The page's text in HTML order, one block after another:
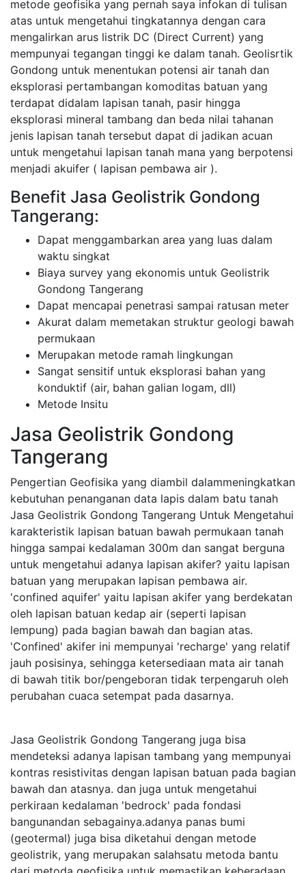
metode geofisika yang pernah saya infokan di tulisan
atas untuk mengetahui tingkatannya dengan cara
mengalirkan arus listrik DC (Direct Current) yang
mempunyai tegangan tinggi ke dalam tanah. Geolisrtik
Gondong untuk menentukan potensi air tanah dan
eksplorasi pertambangan komoditas batuan yang
terdapat didalam lapisan tanah, pasir hingga
eksplorasi mineral tambang dan beda nilai tahanan
jenis lapisan tanah tersebut dapat di jadikan acuan
untuk mengetahui lapisan tanah mana yang berpotensi
menjadi akuifer ( lapisan pembawa air ).
Benefit Jasa Geolistrik Gondong
Tangerang:
Dapat menggambarkan area yang luas dalam
waktu singkat
Biaya survey yang ekonomis untuk Geolistrik
Gondong Tangerang
Dapat mencapai penetrasi sampai ratusan meter
Akurat dalam memetakan struktur geologi bawah
permukaan
Merupakan metode ramah lingkungan
Sangat sensitif untuk eksplorasi bahan yang
konduktif (air, bahan galian logam, dll)
Metode Insitu
Jasa Geolistrik Gondong
Tangerang
Pengertian Geofisika yang diambil dalammeningkatkan
kebutuhan penanganan data lapis dalam batu tanah
Jasa Geolistrik Gondong Tangerang Untuk Mengetahui
karakteristik lapisan batuan bawah permukaan tanah
hingga sampai kedalaman 300m dan sangat berguna
untuk mengetahui adanya lapisan akifer? yaitu lapisan
batuan yang merupakan lapisan pembawa air.
'confined aquifer' yaitu lapisan akifer yang berdekatan
oleh lapisan batuan kedap air (seperti lapisan
lempung) pada bagian bawah dan bagian atas.
'Confined' akifer ini mempunyai 'recharge' yang relatif
jauh posisinya, sehingga ketersediaan mata air tanah
di bawah titik bor/pengeboran tidak terpengaruh oleh
perubahan cuaca setempat pada dasarnya.
Jasa Geolistrik Gondong Tangerang juga bisa
mendeteksi adanya lapisan tambang yang mempunyai
kontras resistivitas dengan lapisan batuan pada bagian
bawah dan atasnya. dan juga untuk mengetahui
perkiraan kedalaman 'bedrock' pada fondasi
bangunandan sebagainya.adanya panas bumi
(geotermal) juga bisa diketahui dengan metode
geolistrik, yang merupakan salahsatu metoda bantu